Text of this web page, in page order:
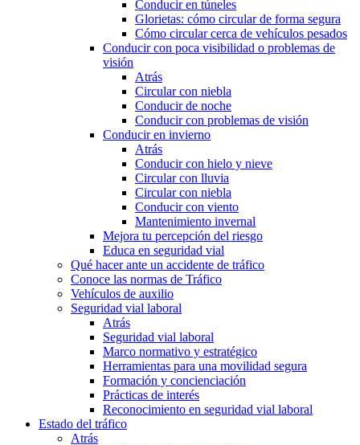
Conducir en túneles
Glorietas: cómo circular de forma segura
Cómo circular cerca de vehículos pesados
Conducir con poca visibilidad o problemas de
visión
Atrás
Circular con niebla
Conducir de noche
Conducir con problemas de visión
Conducir en invierno
Atrás
Conducir con hielo y nieve
Circular con lluvia
Circular con niebla
Conducir con viento
Mantenimiento invernal
Mejora tu percepción del riesgo
Educa en seguridad vial
Qué hacer ante un accidente de tráfico
Conoce las normas de Tráfico
Vehículos de auxilio
Seguridad vial laboral
Atrás
Seguridad vial laboral
Marco normativo y estratégico
Herramientas para una movilidad segura
Formación y concienciación
Prácticas de interés
Reconocimiento en seguridad vial laboral
Estado del tráfico
Atrás